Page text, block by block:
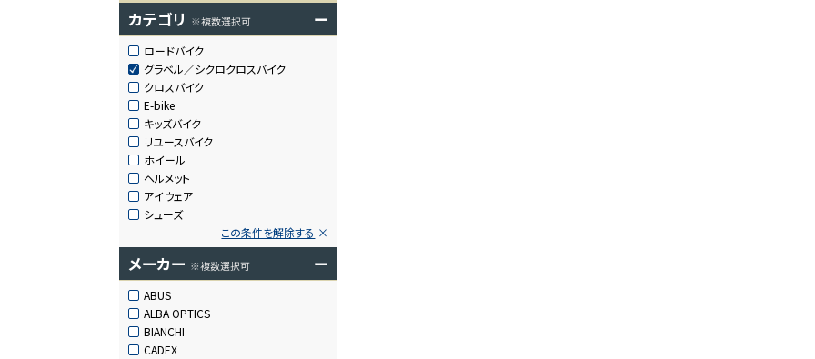
カテゴリ ※複数選択可 ー
ロードバイク
グラベル／シクロクロスバイク
クロスバイク
E-bike
キッズバイク
リユースバイク
ホイール
ヘルメット
アイウェア
シューズ
この条件を解除する
メーカー ※複数選択可 ー
ABUS
ALBA OPTICS
BIANCHI
CADEX